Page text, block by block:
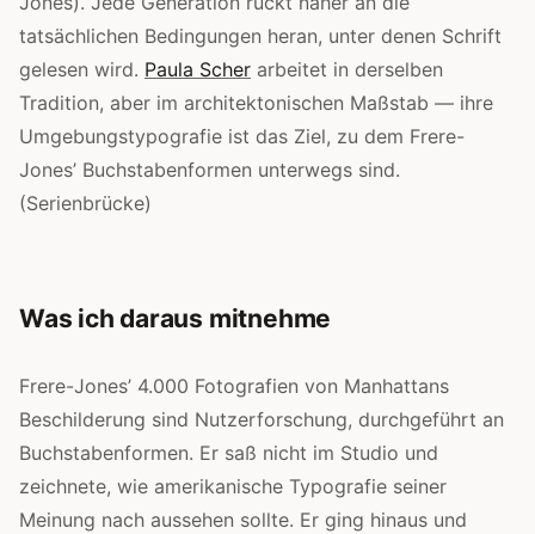
tatsächlichen Bedingungen heran, unter denen Schrift
gelesen wird. Paula Scher arbeitet in derselben
Tradition, aber im architektonischen Maßstab — ihre
Umgebungstypografie ist das Ziel, zu dem Frere-
Jones’ Buchstabenformen unterwegs sind.
(Serienbrücke)
Was ich daraus mitnehme
Frere-Jones’ 4.000 Fotografien von Manhattans
Beschilderung sind Nutzerforschung, durchgeführt an
Buchstabenformen. Er saß nicht im Studio und
zeichnete, wie amerikanische Typografie seiner
Meinung nach aussehen sollte. Er ging hinaus und